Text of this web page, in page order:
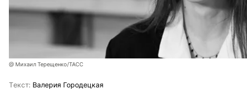
@ Михаил Терещенко/ТАСС
Tекст: Валерия Городецкая